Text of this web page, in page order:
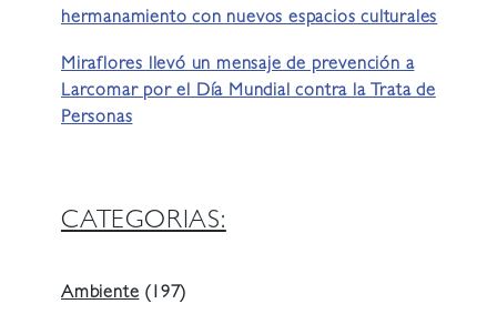
hermanamiento con nuevos espacios culturales
Miraflores llevó un mensaje de prevención a
Larcomar por el Día Mundial contra la Trata de
Personas
CATEGORIAS:
Ambiente(197)